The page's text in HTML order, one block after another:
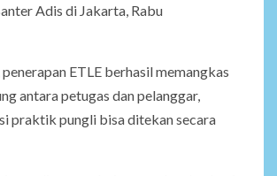
Adis di Jakarta, Rabu
ETLE berhasil memangkas
antara petugas dan pelanggar,
praktik pungli bisa ditekan secara